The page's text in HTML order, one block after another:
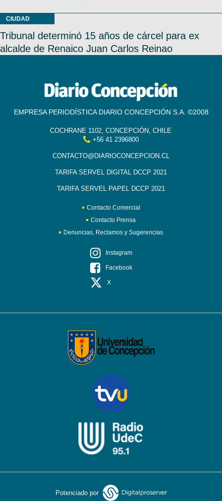
CIUDAD
Tribunal determinó 15 años de cárcel para ex
alcalde de Renaico Juan Carlos Reinao
EMPRESA PERIODÍSTICA DIARIO CONCEPCIÓN S.A. ©2008
COCHRANE 1102, CONCEPCIÓN, CHILE
+56 41 2396800
CONTACTO@DIARIOCONCEPCION.CL
TARIFA SERVEL DIGITAL DCCP 2021
TARIFA SERVEL PAPEL DCCP 2021
Contacto Comercial
Contacto Prensa
Denuncias, Reclamos y Sugerencias
Instagram
Facebook
X
Potenciado por